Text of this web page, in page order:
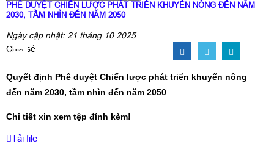
PHÊ DUYỆT CHIẾN LƯỢC PHÁT TRIỂN KHUYẾN NÔNG ĐẾN NĂM
2030, TẦM NHÌN ĐẾN NĂM 2050
Ngày cập nhật: 21 tháng 10 2025
Chia sẻ
Quyết định Phê duyệt Chiến lược phát triển khuyến nông
đến năm 2030, tầm nhìn đến năm 2050
Chi tiết xin xem tệp đính kèm!
Tải file